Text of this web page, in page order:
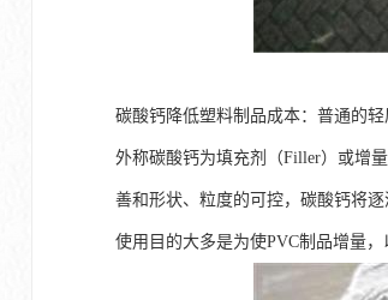
碳酸钙降低塑料制品成本：普通的
外称碳酸钙为填充剂（Filler）或增
善和形状、粒度的可控，碳酸钙将
使用目的大多是为使PVC制品增量，